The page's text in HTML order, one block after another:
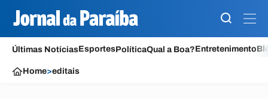
Últimas NotíciasEsportesPolíticaQual a Boa?Entretenimento
Home>editais